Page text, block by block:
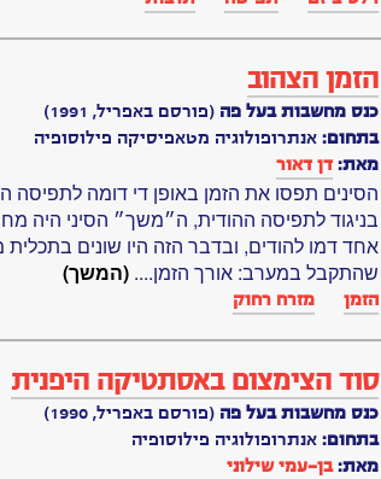
הזמן הצהוב
כנס מחשבות בעל פה (פורסם באפריל, 1991)
בתחום: אנתרופולוגיה מטאפיסיקה פילוסופיה
מאת: דן דאור
הסינים תפסו את הזמן באופן די דומה לתפיסה
בניגוד לתפיסה ההודית, ה״משך״ הסיני היה
אחד דמו להודים, ובדבר הזה היו שונים בתכלית
שהתקבל במערב: אורך הזמן.... (המשך)
הזמן מזרח רחוק
סוד הצימצום באסתטיקה היפנית
כנס מחשבות בעל פה (פורסם באפריל, 1990)
בתחום: אנתרופולוגיה פילוסופיה
מאת:בן-עמי שילוני